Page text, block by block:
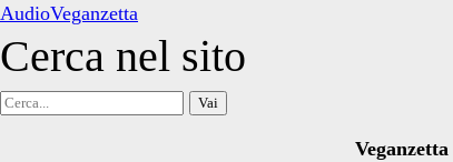
AudioVeganzetta
Cerca nel sito
Cerca
Veganzetta